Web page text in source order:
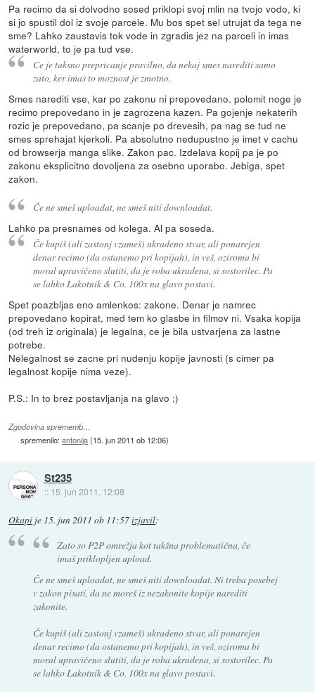
Pa recimo da si dolvodno sosed priklopi svoj mlin na tvojo vodo, ki
si jo spustil dol iz svoje parcele. Mu bos spet sel utrujat da tega ne
sme? Lahko zaustavis tok vode in zgradis jez na parceli in imas
waterworld, to je pa tud vse.
Ce je taksno prepricanje pravilno, da nekaj smes narediti samo
zato, ker imas to moznost je zmotno.
Smes narediti vse, kar po zakonu ni prepovedano. polomit noge je
recimo prepovedano in je zagrozena kazen. Pa gojenje nekaterih
rozic je prepovedano, pa scanje po drevesih, pa nag se tud ne
smes sprehajat kjerkoli. Pa absolutno nedupustno je imet v cachu
od browserja manga slike. Zakon pac. Izdelava kopij pa je po
zakonu eksplicitno dovoljena za osebno uporabo. Jebiga, spet
zakon.
Če ne smeš uploadat, ne smeš niti downloadat.
Lahko pa presnames od kolega. Al pa soseda.
Če kupiš (ali zastonj vzameš) ukradeno stvar, ali ponarejen
denar recimo (da ostanemo pri kopijah), in veš, oziroma bi
moral upravičeno slutiti, da je roba ukradena, si sostorilec. Pa
se lahko Lakotnik & Co. 100x na glavo postavi.
Spet poazbljas eno amlenkos: zakone. Denar je namrec
prepovedano kopirat, med tem ko glasbe in filmov ni. Vsaka kopija
(od treh iz originala) je legalna, ce je bila ustvarjena za lastne
potrebe.
Nelegalnost se zacne pri nudenju kopije javnosti (s cimer pa
legalnost kopije nima veze).
P.S.: In to brez postavljanja na glavo ;)
Zgodovina sprememb…
spremenilo:antonija(15. jun 2011 ob 12:06)
St235
:: 15. jun 2011, 12:08
Okapi je 15. jun 2011 ob 11:57izjavil:
Zato so P2P omrežja kot takšna problematična, če
imaš priklopljen upload.
Če ne smeš uploadat, ne smeš niti downloadat. Ni treba posebej
v zakon pisati, da ne moreš iz nezakonite kopije narediti
zakonite.
Če kupiš (ali zastonj vzameš) ukradeno stvar, ali ponarejen
denar recimo (da ostanemo pri kopijah), in veš, oziroma bi
moral upravičeno slutiti, da je roba ukradena, si sostorilec. Pa
se lahko Lakotnik & Co. 100x na glavo postavi.